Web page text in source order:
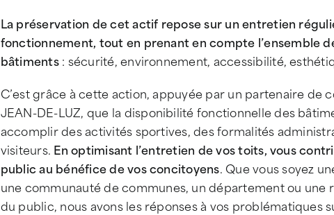
La préservation de cet actif repose sur un entretien
fonctionnement, tout en prenant en compte l’ensemble
bâtiments: sécurité, environnement, accessibilité,
C’est grâce à cette action, appuyée par un partenaire de
JEAN-DE-LUZ, que la disponibilité fonctionnelle des
accomplir des activités sportives, des formalités
visiteurs. En optimisant l’entretien de vos toits, vous
public au bénéfice de vos concitoyens. Que vous soyez
une communauté de communes, un département ou une
du public, nous avons les réponses à vos problématiques